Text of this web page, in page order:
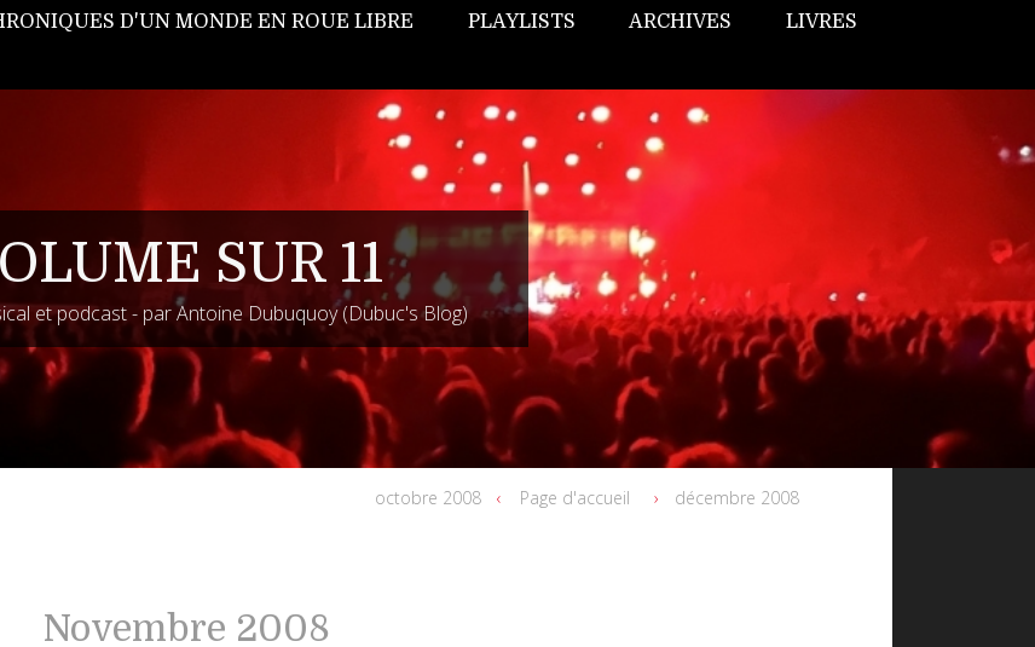
D'UN MONDE EN ROUE LIBRE PLAYLISTS ARCHIVES LIVRES
SUR 11
et podcast - par Antoine Dubuquoy (Dubuc's Blog)
octobre 2008 Page d'accueil décembre 2008
Novembre 2008